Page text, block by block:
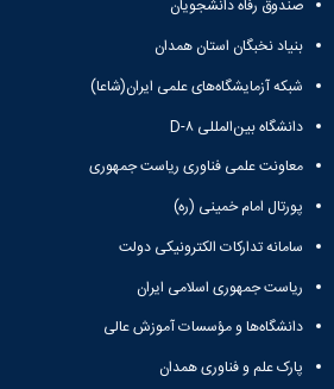
Research
صندوق رفاه دانشجویان
بنیاد نخبگان استان همدان
شبکه آزمایشگاه‌های علمی ایران(شاعا)
دانشگاه بین‌المللی D-۸
معاونت علمی فناوری ریاست جمهوری
پورتال امام خمینی (ره)
سامانه تدارکات الکترونیکی دولت
ریاست جمهوری اسلامی ایران
دانشگاه‌ها و مؤسسات آموزش عالی
پارک علم و فناوری همدان